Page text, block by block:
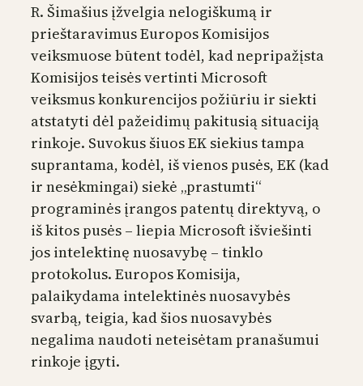
R. Šimašius įžvelgia nelogiškumą ir
prieštaravimus Europos Komisijos
veiksmuose būtent todėl, kad nepripažįsta
Komisijos teisės vertinti Microsoft
veiksmus konkurencijos požiūriu ir siekti
atstatyti dėl pažeidimų pakitusią situaciją
rinkoje. Suvokus šiuos EK siekius tampa
suprantama, kodėl, iš vienos pusės, EK (kad
ir nesėkmingai) siekė „prastumti“
programinės įrangos patentų direktyvą, o
iš kitos pusės – liepia Microsoft išviešinti
jos intelektinę nuosavybę – tinklo
protokolus. Europos Komisija,
palaikydama intelektinės nuosavybės
svarbą, teigia, kad šios nuosavybės
negalima naudoti neteisėtam pranašumui
rinkoje įgyti.